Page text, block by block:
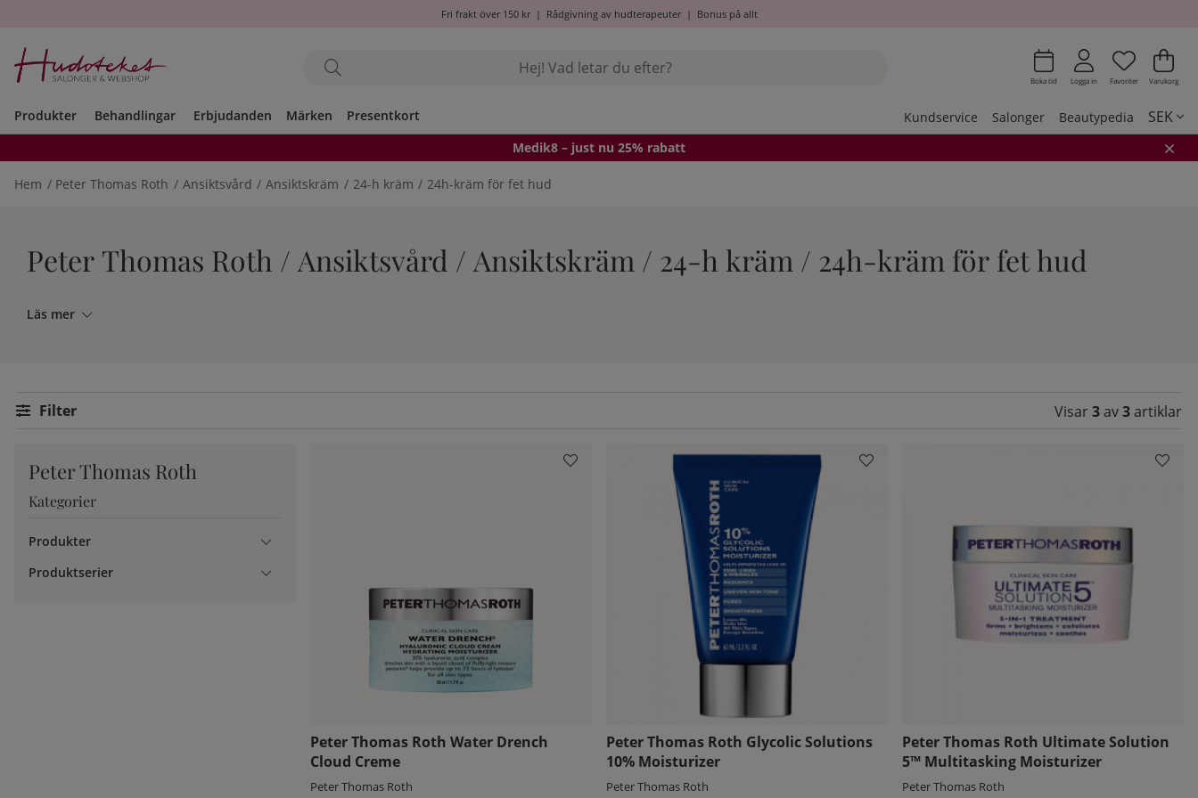
Fri frakt över 150 kr| Rådgivning av hudterapeuter| Bonus på allt
Boka tid Logga in Antal i
.
Favoriter .
Varukorg
Produkter Behandlingar Erbjudanden Märken Presentkort Kundservice Salonger Beautypedia SEK
Medik8 – just nu 25% rabatt
Hem Peter Thomas Roth Ansiktsvård Ansiktskräm 24-h kräm 24h-kräm för fet hud
Peter Thomas Roth / Ansiktsvård / Ansiktskräm / 24-h kräm / 24h-kräm för fet hud
Läs mer
Filtrera Visar 3av3artiklar
Peter Thomas Roth
Kategorier
Produkter
Produktserier
Peter Thomas Roth Water Drench
Cloud Creme
Peter Thomas Roth
Peter Thomas Roth Glycolic Solutions
10% Moisturizer
Peter Thomas Roth
Peter Thomas Roth Ultimate Solution
5™ Multitasking Moisturizer
Peter Thomas Roth